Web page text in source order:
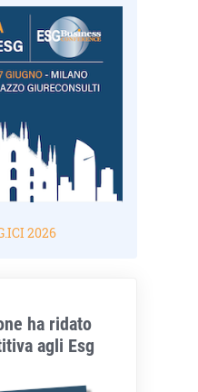
2026
ha ridato
agli Esg